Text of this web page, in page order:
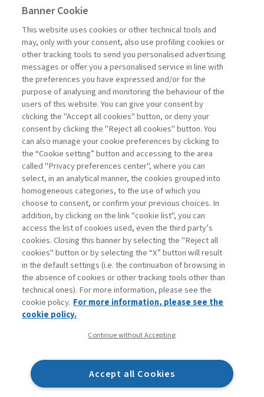
Banner Cookie
This website uses cookies or other technical tools and
may, only with your consent, also use profiling cookies or
other tracking tools to send you personalised advertising
messages or offer you a personalised service in line with
the preferences you have expressed and/or for the
purpose of analysing and monitoring the behaviour of the
users of this website. You can give your consent by
clicking the "Accept all cookies" button, or deny your
consent by clicking the "Reject all cookies" button. You
can also manage your cookie preferences by clicking to
the “Cookie setting” button and accessing to the area
called "Privacy preferences center", where you can
select, in an analytical manner, the cookies grouped into
homogeneous categories, to the use of which you
choose to consent, or confirm your previous choices. In
addition, by clicking on the link "cookie list", you can
access the list of cookies used, even the third party’s
cookies. Closing this banner by selecting the "Reject all
cookies" button or by selecting the “X” button will result
in the default settings (i.e. the continuation of browsing in
the absence of cookies or other tracking tools other than
technical ones). For more information, please see the
cookie policy. For more information, please see the
cookie policy.
Continue without Accepting
Accept all Cookies